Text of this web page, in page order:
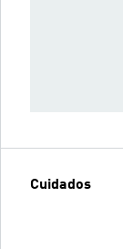
Cuidados